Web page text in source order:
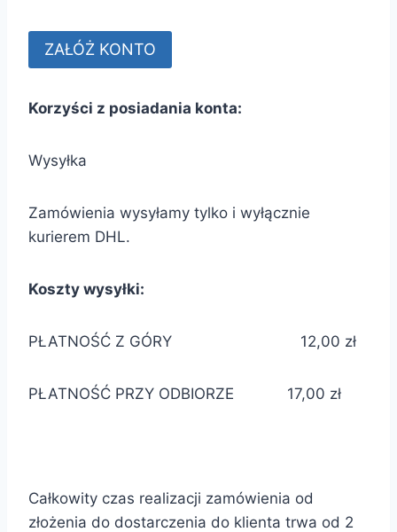
Korzyści z posiadania konta:
Wysyłka
Zamówienia wysyłamy tylko i wyłącznie
kurierem DHL.
Koszty wysyłki:
PŁATNOŚĆ Z GÓRY 12,00 zł
PŁATNOŚĆ PRZY ODBIORZE 17,00 zł
Całkowity czas realizacji zamówienia od
złożenia do dostarczenia do klienta trwa od 2